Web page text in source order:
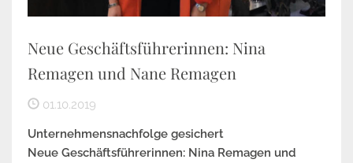
Neue Geschäftsführerinnen: Nina
Remagen und Nane Remagen
01.10.2019
Unternehmensnachfolge gesichert
Neue Geschäftsführerinnen: Nina Remagen und